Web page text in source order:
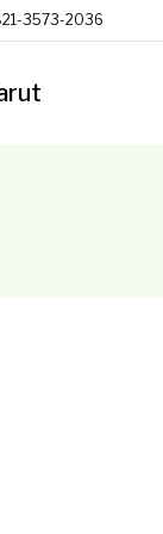
3573-2036